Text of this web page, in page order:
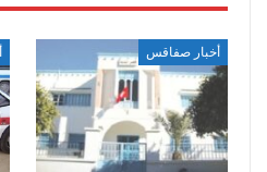
أخبار صفاقس